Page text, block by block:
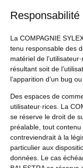
Responsabilité
La COMPAGNIE
tenu responsable des
matériel de
résultant soit de
l’apparition d’un bug
Des espaces de
utilisateur·rices. La
se réserve le droit de
préalable, tout
contreviendrait à la
particulier aux
données. Le cas